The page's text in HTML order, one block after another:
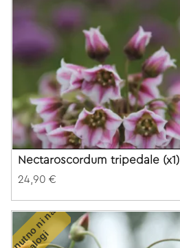
Nectaroscordum tripedale (x1)
24,90 €
T
r
e
n
u
t
n
o
n
i
n
a
z
a
l
o
g
i